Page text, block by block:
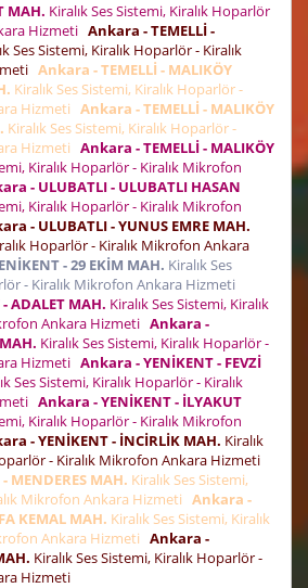
MAH. Kiralık Ses Sistemi, Kiralık Hoparlör
Hizmeti Ankara - TEMELLİ -
Ses Sistemi, Kiralık Hoparlör - Kiralık
Ankara - TEMELLİ - MALIKÖY
Kiralık Ses Sistemi, Kiralık Hoparlör -
Hizmeti Ankara - TEMELLİ - MALIKÖY
Kiralık Ses Sistemi, Kiralık Hoparlör -
Hizmeti Ankara - TEMELLİ - MALIKÖY
Kiralık Hoparlör - Kiralık Mikrofon
- ULUBATLI - ULUBATLI HASAN
Kiralık Hoparlör - Kiralık Mikrofon
- ULUBATLI - YUNUS EMRE MAH.
Hoparlör - Kiralık Mikrofon Ankara
- 29 EKİM MAH. Kiralık Ses
- Kiralık Mikrofon Ankara Hizmeti
ADALET MAH. Kiralık Ses Sistemi, Kiralık
Ankara Hizmeti Ankara -
Kiralık Ses Sistemi, Kiralık Hoparlör -
Hizmeti Ankara - YENİKENT - FEVZİ
Ses Sistemi, Kiralık Hoparlör - Kiralık
Ankara - YENİKENT - İLYAKUT
Kiralık Hoparlör - Kiralık Mikrofon
- YENİKENT - İNCİRLİK MAH. Kiralık
- Kiralık Mikrofon Ankara Hizmeti
MENDERES MAH. Kiralık Ses Sistemi,
Mikrofon Ankara Hizmeti Ankara -
KEMAL MAH. Kiralık Ses Sistemi, Kiralık
Ankara Hizmeti Ankara -
Kiralık Ses Sistemi, Kiralık Hoparlör -
Hizmeti